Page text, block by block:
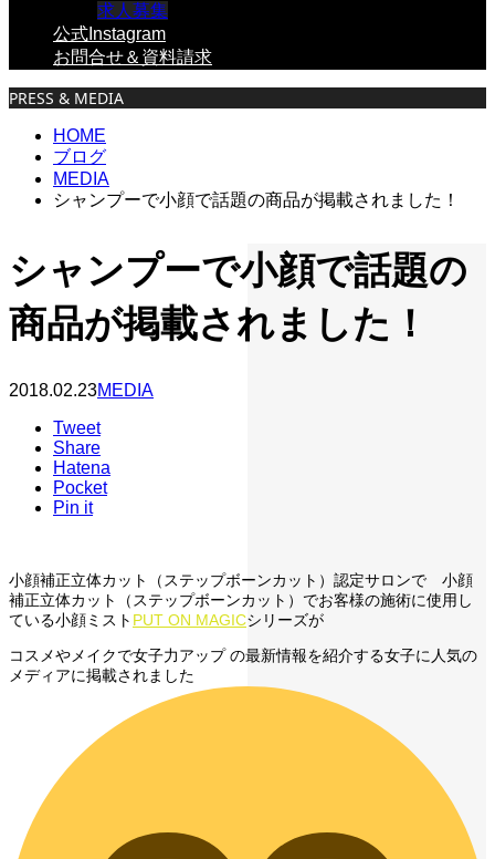
求人募集
公式Instagram
お問合せ＆資料請求
PRESS & MEDIA
HOME
ブログ
MEDIA
シャンプーで小顔で話題の商品が掲載されました！
シャンプーで小顔で話題の
商品が掲載されました！
2018.02.23MEDIA
Tweet
Share
Hatena
Pocket
Pin it
小顔補正立体カット（ステップボーンカット）認定サロンで 小顔
補正立体カット（ステップボーンカット）でお客様の施術に使用し
ている小顔ミスト PUT ON MAGICシリーズが
コスメやメイクで女子力アップ の最新情報を紹介する女子に人気の
メディアに掲載されました